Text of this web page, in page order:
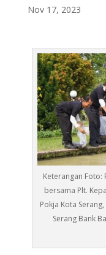
Nov 17, 2023
Keterangan Foto:
bersama Plt.
Pokja Kota
Serang Bank